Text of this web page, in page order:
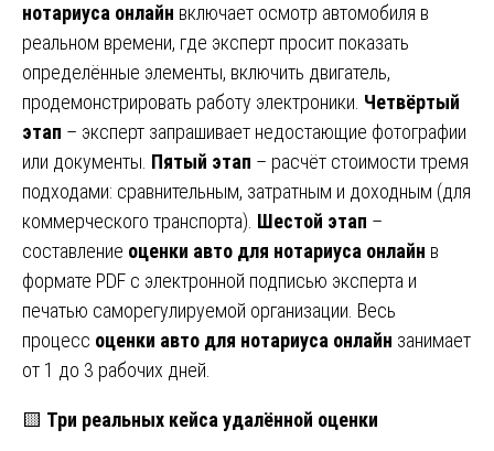
нотариуса онлайн включает осмотр автомобиля в
реальном времени, где эксперт просит показать
определённые элементы, включить двигатель,
продемонстрировать работу электроники. Четвёртый
этап – эксперт запрашивает недостающие фотографии
или документы. Пятый этап – расчёт стоимости тремя
подходами: сравнительным, затратным и доходным (для
коммерческого транспорта). Шестой этап –
составление оценки авто для нотариуса онлайн в
формате PDF с электронной подписью эксперта и
печатью саморегулируемой организации. Весь
процесс оценки авто для нотариуса онлайн занимает
от 1 до 3 рабочих дней.
🟨 Три реальных кейса удалённой оценки